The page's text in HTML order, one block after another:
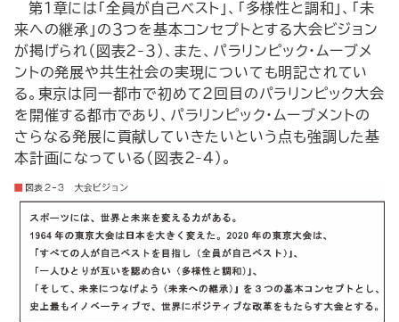
第１章には「全員が自己ベスト」、「多様性と調和」、「未
来への継承」の３つを基本コンセプトとする大会ビジョン
が掲げられ（図表２-３）、また、パラリンピック・ムーブメ
ントの発展や共生社会の実現についても明記されてい
る。東京は同一都市で初めて２回目のパラリンピック大会
を開催する都市であり、パラリンピック・ムーブメントの
さらなる発展に貢献していきたいという点も強調した基
本計画になっている（図表２-４）。